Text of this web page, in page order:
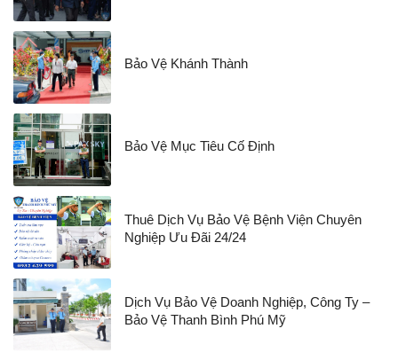
Bảo Vệ Khánh Thành
Bảo Vệ Mục Tiêu Cố Định
Thuê Dịch Vụ Bảo Vệ Bệnh Viện Chuyên
Nghiệp Ưu Đãi 24/24
Dịch Vụ Bảo Vệ Doanh Nghiệp, Công Ty –
Bảo Vệ Thanh Bình Phú Mỹ